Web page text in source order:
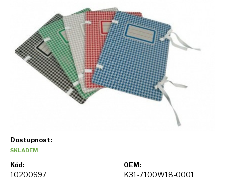
Dostupnost:
SKLADEM
Kód:
10200997
OEM:
K31-7100W18-0001